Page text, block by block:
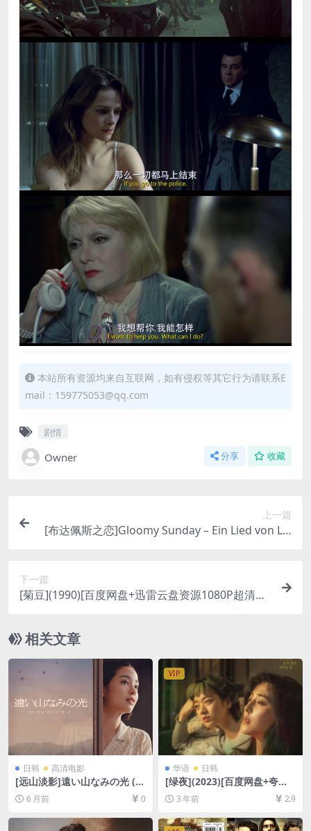
本站所有资源均来自互联网，如有侵权等其它行为请联系E
mail：159775053@qq.com
剧情
Owner 分享 收藏
上一篇
[布达佩斯之恋]Gloomy Sunday – Ein Lied von Lie
下一篇
[菊豆](1990)[百度网盘+迅雷云盘资源1080P超清未
相关文章
日韩 高清电影
[远山淡影]遠い山なみの光 (2
025)[百度网盘+夸克网盘1080
P超清未删减资源][网盘在线播
放/下载][MP4/3.5GB][中英字
6 月前 0
VIP
华语 日韩
[绿夜](2023)[百度网盘+夸克
网盘1080P超清未删减资源]
[网盘在线播放/下载][MP4/4G
B][中文字幕]
3 年前 2.9